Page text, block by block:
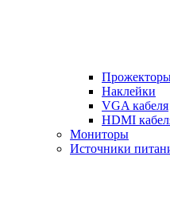
Наклейки
VGA кабеля
HDMI
Мониторы
Источники